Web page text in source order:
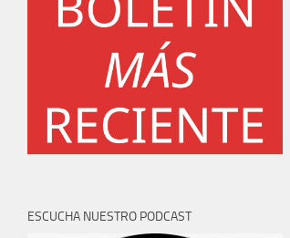
ESCUCHA NUESTRO PODCAST